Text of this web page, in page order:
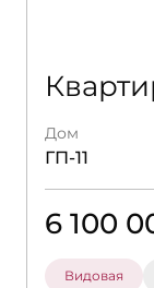
Дом
ГП-11
6 100
Видовая